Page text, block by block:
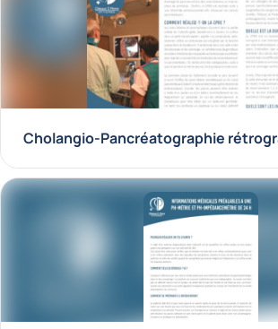
Cholangio-Pancréatographie